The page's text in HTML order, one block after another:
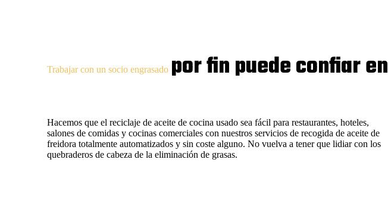
Trabajar con un socio engrasado por fin puede confiar en
Hacemos que el reciclaje de aceite de cocina usado sea fácil para restaurantes, hoteles,
salones de comidas y cocinas comerciales con nuestros servicios de recogida de aceite de
freidora totalmente automatizados y sin coste alguno. No vuelva a tener que lidiar con los
quebraderos de cabeza de la eliminación de grasas.